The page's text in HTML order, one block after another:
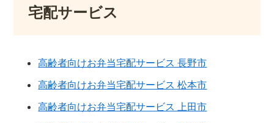
宅配サービス
高齢者向けお弁当宅配サービス 長野市
高齢者向けお弁当宅配サービス 松本市
高齢者向けお弁当宅配サービス 上田市